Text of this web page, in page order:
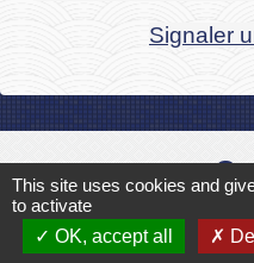
Signaler
Commune de
Place du
This site uses cookies and
to activate
OK, accept all